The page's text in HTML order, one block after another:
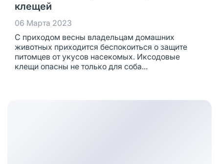
клещей
06 Марта 2023
С приходом весны владельцам домашних
животных приходится беспокоиться о защите
питомцев от укусов насекомых. Иксодовые
клещи опасны не только для соба...